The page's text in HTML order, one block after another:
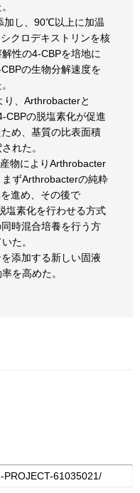
加し、90℃以上に加温
クロデキストリンを核
性の4-CBPを培地に
の生物分解速度を
、Arthrobacterと
CBPの脱塩素化が促進
め、基質の比表面積
れた。
物によりArthrobacter
ずArthrobacterの純粋
進め、その後で
塩素化を行わせる方式
時混合培養を行う方
た。
添加する新しい固液
を高めた。